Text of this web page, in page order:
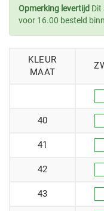
Opmerking levertijd Dit
voor 16.00 besteld
KLEUR
MAAT
40
41
42
43